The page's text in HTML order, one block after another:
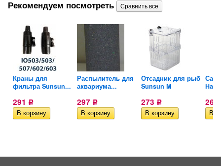
Рекомендуем посмотреть
Краны для
фильтра Sunsun...
291 Р
Распылитель для
аквариума...
297 Р
Отсадник для рыб
Sunsun M
273 Р 268